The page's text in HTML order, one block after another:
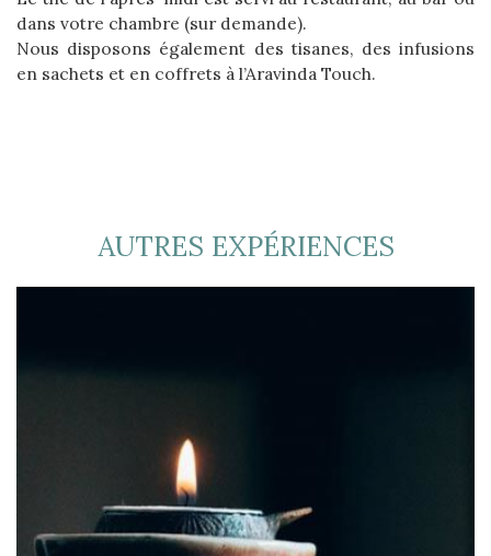
dans votre chambre (sur demande).
Nous disposons également des tisanes, des infusions
en sachets et en coffrets à l’Aravinda Touch.
AUTRES EXPÉRIENCES